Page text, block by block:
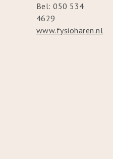
Bel: 050 534
4629
www.fysioharen.nl